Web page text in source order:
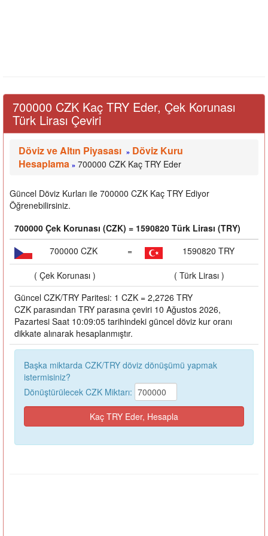
700000 CZK Kaç TRY Eder, Çek Korunası
Türk Lirası Çeviri
Döviz ve Altın Piyasası » Döviz Kuru
Hesaplama » 700000 CZK Kaç TRY Eder
Güncel Döviz Kurları ile 700000 CZK Kaç TRY Ediyor
Öğrenebilirsiniz.
700000 Çek Korunası (CZK) = 1590820 Türk Lirası (TRY)
700000 CZK
= 1590820 TRY
( Çek Korunası )
( Türk Lirası )
Güncel CZK/TRY Paritesi: 1 CZK = 2,2726 TRY
CZK parasından TRY parasına çeviri 10 Ağustos 2026,
Pazartesi Saat 10:09:05 tarihindeki güncel döviz kur oranı
dikkate alınarak hesaplanmıştır.
Başka miktarda CZK/TRY döviz dönüşümü yapmak
istermisiniz?
Dönüştürülecek CZK Miktarı: